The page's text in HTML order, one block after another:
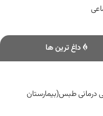
داغ ترین ها
طبس(بیمارستان